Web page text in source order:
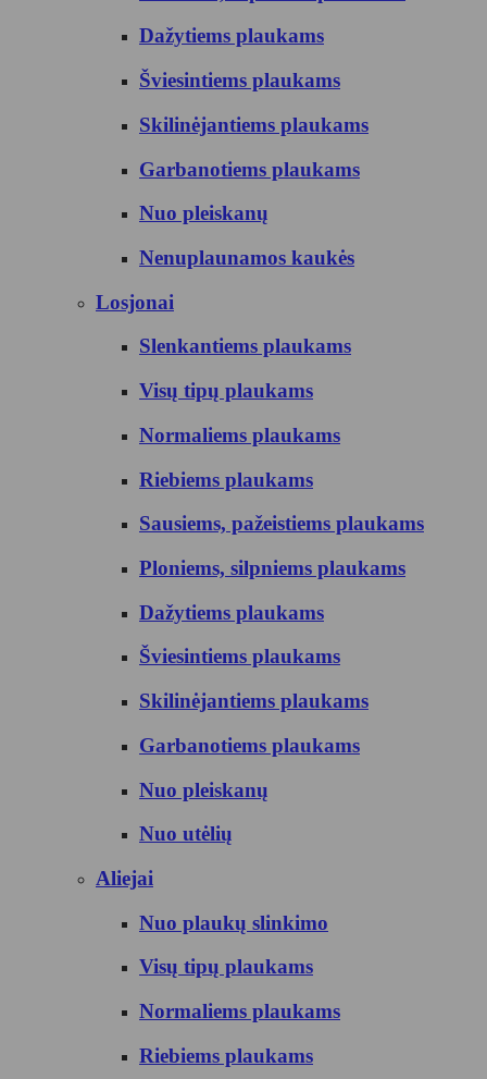
Dažytiems plaukams
Šviesintiems plaukams
Skilinėjantiems plaukams
Garbanotiems plaukams
Nuo pleiskanų
Nenuplaunamos kaukės
Losjonai
Slenkantiems plaukams
Visų tipų plaukams
Normaliems plaukams
Riebiems plaukams
Sausiems, pažeistiems plaukams
Ploniems, silpniems plaukams
Dažytiems plaukams
Šviesintiems plaukams
Skilinėjantiems plaukams
Garbanotiems plaukams
Nuo pleiskanų
Nuo utėlių
Aliejai
Nuo plaukų slinkimo
Visų tipų plaukams
Normaliems plaukams
Riebiems plaukams